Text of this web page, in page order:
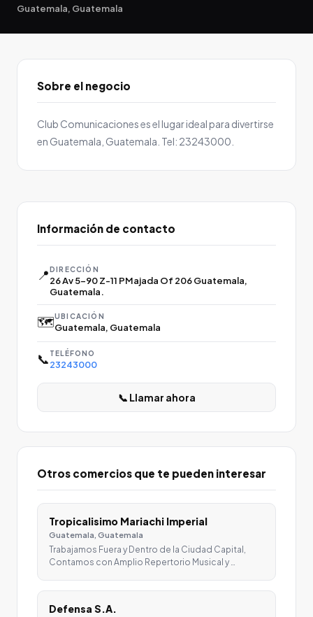
Guatemala, Guatemala
Sobre el negocio
Club Comunicaciones es el lugar ideal para divertirse
en Guatemala, Guatemala. Tel: 23243000.
Información de contacto
📍DIRECCIÓN
26 Av 5-90 Z-11 PMajada Of 206 Guatemala,
Guatemala.
🗺️UBICACIÓN
Guatemala, Guatemala
📞 TELÉFONO
23243000
📞 Llamar ahora
Otros comercios que te pueden interesar
Tropicalisimo Mariachi Imperial
Guatemala, Guatemala
Trabajamos Fuera y Dentro de la Ciudad Capital,
Contamos con Amplio Repertorio Musical y …
Defensa S.A.